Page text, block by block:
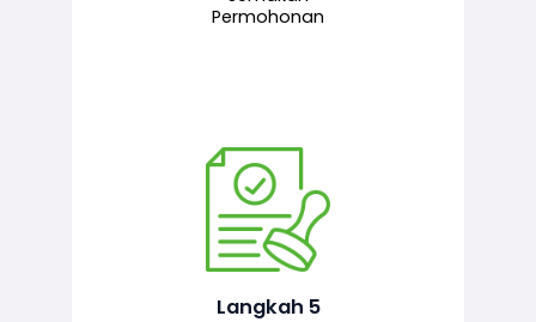
Permohonan
Langkah 5
Pegawai pelulus menilai permohonan
dan memberi pengesahan serta
kelulusan akhir sekiranya semuanya
mematuhi syarat ditetapkan.